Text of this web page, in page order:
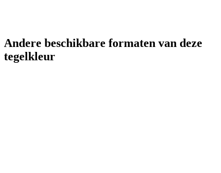
Andere beschikbare formaten van deze
tegelkleur